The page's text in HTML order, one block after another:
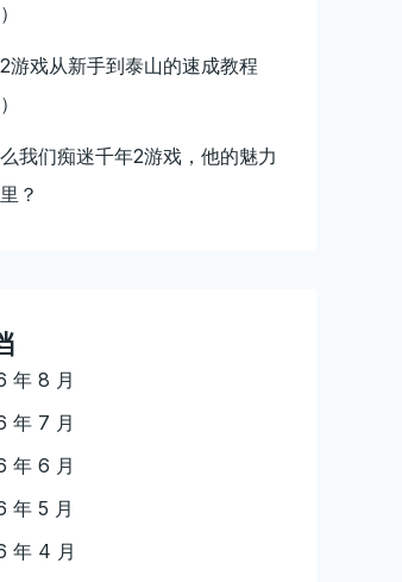
游戏从新手到泰山的速成教程
我们痴迷千年2游戏，他的魅力
？
年 8 月
年 7 月
年 6 月
年 5 月
年 4 月